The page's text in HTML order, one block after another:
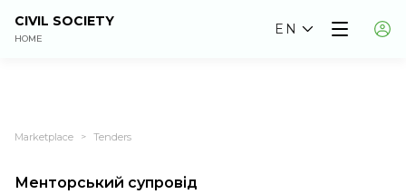
CIVIL SOCIETY
HOME
EN
Marketplace > Tenders
Менторський супровід